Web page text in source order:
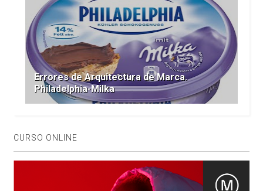
Errores de Arquitectura de Marca.
Philadelphia-Milka
CURSO ONLINE